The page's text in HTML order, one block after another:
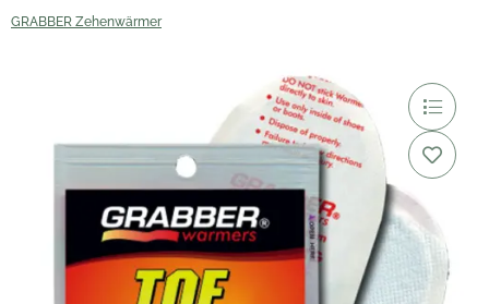
GRABBER Zehenwärmer